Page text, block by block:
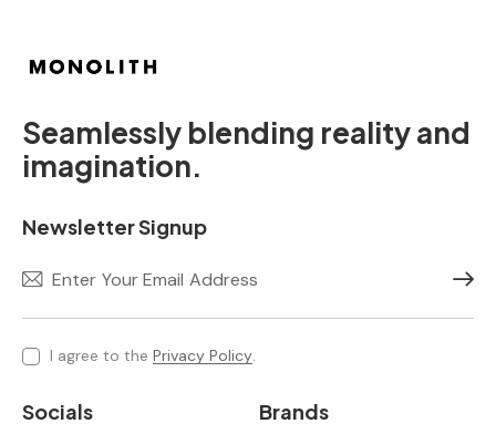
Seamlessly blending reality and
imagination.
Newsletter Signup
I agree to the Privacy Policy.
Socials Brands